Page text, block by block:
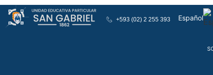
+593 (02) 2 255 393 Español